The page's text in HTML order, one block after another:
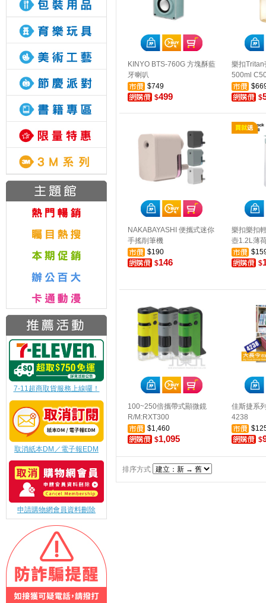
7-11超商取貨服務上線囉！
取消紙本DM／電子報EDM
申請購物網會員資料刪除
KINYO BTS-760G 方塊酥藍
牙喇叭
$749
$499
樂扣Tritan
500ml
$
NAKABAYASHI 便攜式迷你
手搖削筆機
$190
$146
樂扣樂扣
壺1.2L薄
$
100~250倍攜帶式顯微鏡
R/M:RXT300
$1,460
$1,095
佳斯捷系
4238
$
排序方式